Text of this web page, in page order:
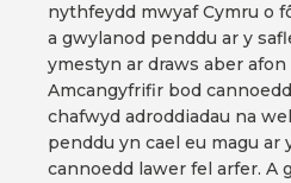
nythfeydd mwyaf Cymru o
a gwylanod penddu ar y
ymestyn ar draws aber afon
Amcangyfrifir bod
chafwyd adroddiadau na
penddu yn cael eu magu ar
cannoedd lawer fel arfer. A